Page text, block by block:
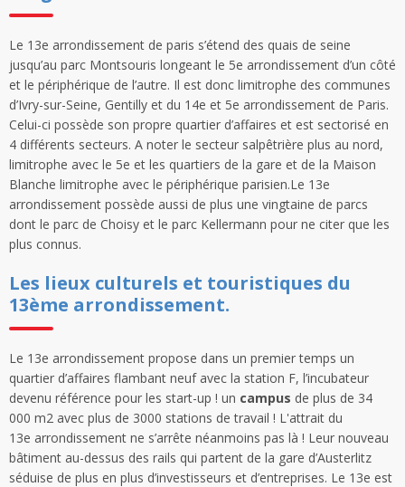
Le 13e arrondissement de paris s’étend des quais de seine
jusqu’au parc Montsouris longeant le 5e arrondissement d’un côté
et le périphérique de l’autre. Il est donc limitrophe des communes
d’Ivry-sur-Seine, Gentilly et du 14e et 5e arrondissement de Paris.
Celui-ci possède son propre quartier d’affaires et est sectorisé en
4 différents secteurs. A noter le secteur salpêtrière plus au nord,
limitrophe avec le 5e et les quartiers de la gare et de la Maison
Blanche limitrophe avec le périphérique parisien.Le 13e
arrondissement possède aussi de plus une vingtaine de parcs
dont le parc de Choisy et le parc Kellermann pour ne citer que les
plus connus.
Les lieux culturels et touristiques du
13ème arrondissement.
Le 13e arrondissement propose dans un premier temps un
quartier d’affaires flambant neuf avec la station F, l’incubateur
devenu référence pour les start-up ! un campus de plus de 34
000 m2 avec plus de 3000 stations de travail ! L'attrait du
13e arrondissement ne s’arrête néanmoins pas là ! Leur nouveau
bâtiment au-dessus des rails qui partent de la gare d’Austerlitz
séduise de plus en plus d’investisseurs et d’entreprises. Le 13e est